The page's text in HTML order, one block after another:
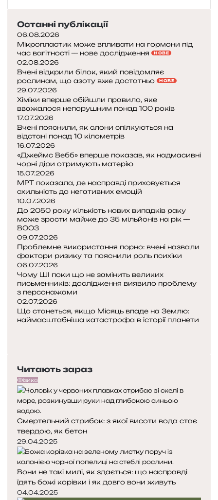
—
я
к
о
д
н
а
м
у
т
а
ц
і
я
з
м
і
н
и
л
а
г
і
г
і
є
н
у
й
о
н
о
р
о
т
В
І
Л
?
Н
а
у
к
о
в
ц
і
р
о
з
к
р
и
в
а
ю
т
ь
н
о
р
и
з
о
н
т
и
г
е
н
н
о
ї
Останні публікації
06.08.2026
Мікропластик може впливати на гормони під
час вагітності — нове дослідження
НОВЕ
02.08.2026
Вчені відкрили білок, який повідомляє
рослинам, що азоту вже достатньо
НОВЕ
29.07.2026
Хіміки вперше обійшли правило, яке
вважалося непорушним понад 100 років
17.07.2026
Вчені пояснили, як слони спілкуються на
відстані понад 10 кілометрів
16.07.2026
«Джеймс Вебб» вперше показав, як надмасивні
чорні діри отримують матерію
15.07.2026
МРТ показала, де насправді приховується
схильність до негативних емоцій
10.07.2026
До 2050 року кількість нових випадків раку
може зрости майже до 35 мільйонів на рік —
ВООЗ
09.07.2026
Проблемне використання порно: вчені назвали
фактори ризику та пояснили роль психіки
06.07.2026
Чому ШІ поки що не замінить великих
письменників: дослідження виявило проблему
з персонажами
02.07.2026
Що станеться, якщо Місяць впаде на Землю:
наймасштабніша катастрофа в історії планети
р
е
д
н
я
с
т
о
р
і
н
к
а
т
у
п
н
а
с
т
о
р
і
н
к
а
Читають зараз
Фізика
Смертельний стрибок: з якої висоти вода стає
твердою, як бетон
29.04.2025
Вони не такі милі, як здається: що насправді
їдять божі корівки і як довго вони живуть
04.04.2025